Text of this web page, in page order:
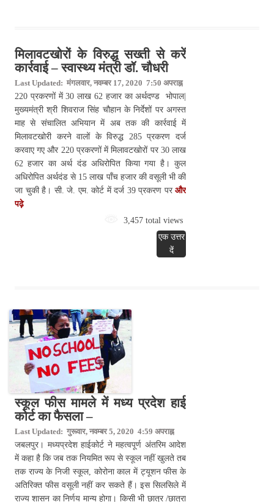
मिलावटखोरों के विरुद्ध सख्ती से करें
कार्रवाई – स्वास्थ्य मंत्री डॉ. चौधरी
Last Updated: मंगलवार, नवम्बर 17, 2020 7:50 अपराह्न
220 प्रकरणों में 30 लाख 62 हजार का अर्थदण्ड भोपाल|
मुख्यमंत्री श्री शिवराज सिंह चौहान के निर्देशों पर अगस्त
माह से संचालित अभियान में अब तक की कार्रवाई में
मिलावटखोरी करने वालों के विरुद्ध 285 प्रकरण दर्ज
करवाए गए और 220 प्रकरणों में मिलावटखोरों पर 30 लाख
62 हजार का अर्थ दंड अधिरोपित किया गया है। कुल
अधिरोपित अर्थदंड से 15 लाख पाँच हजार की वसूली भी की
जा चुकी है। सी. जे. एम. कोर्ट में दर्ज 39 प्रकरण पर और
पढ़े
3,457 total views
एक उत्तर
दें
स्कूल फीस मामले में मध्य प्रदेश हाई
कोर्ट का फैसला –
Last Updated: गुरूवार, नवम्बर 5, 2020 4:59 अपराह्न
जबलपुर। मध्यप्रदेश हाईकोर्ट ने महत्वपूर्ण अंतरिम आदेश
में कहा है कि जब तक नियमित रूप से स्कूल नहीं खुलते तब
तक राज्य के निजी स्कूल, कोरोना काल में ट्यूशन फीस के
अतिरिक्त फीस वसूली नहीं कर सकते हैं। इस सिलसिले में
राज्य शासन का निर्णय मान्य होगा। किसी भी छात्र /छात्रा